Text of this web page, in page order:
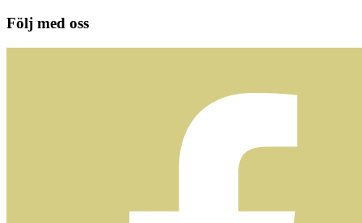
Följ med oss